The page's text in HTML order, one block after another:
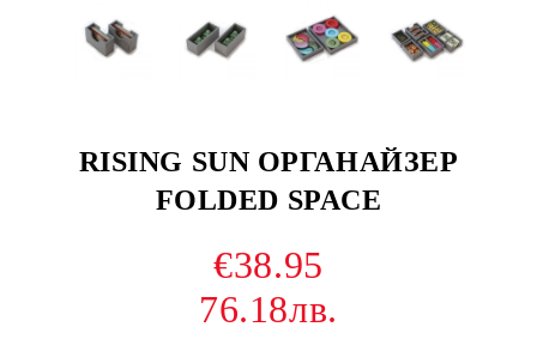
RISING SUN ОРГАНАЙЗЕР
FOLDED SPACE
€38.95
76.18лв.